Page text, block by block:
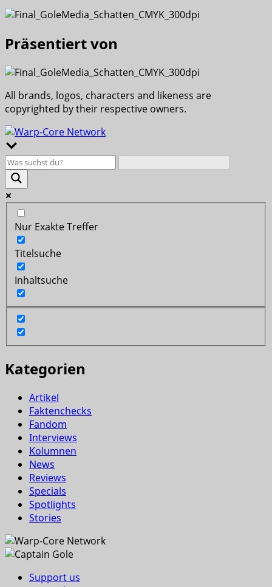
Präsentiert von
All brands, logos, characters and likeness are
copyrighted by their respective owners.
Nur Exakte Treffer
Titelsuche
Inhaltsuche
Kategorien
Artikel
Faktenchecks
Fandom
Interviews
Kolumnen
News
Reviews
Specials
Spotlights
Stories
Support us